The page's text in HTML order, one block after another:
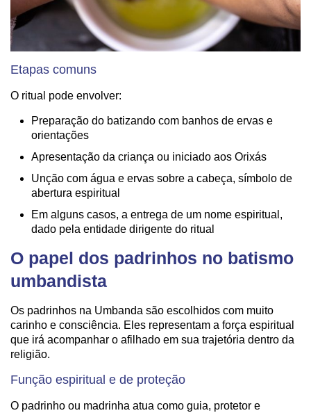
Etapas comuns
O ritual pode envolver:
Preparação do batizando com banhos de ervas e
orientações
Apresentação da criança ou iniciado aos Orixás
Unção com água e ervas sobre a cabeça, símbolo de
abertura espiritual
Em alguns casos, a entrega de um nome espiritual,
dado pela entidade dirigente do ritual
O papel dos padrinhos no batismo
umbandista
Os padrinhos na Umbanda são escolhidos com muito
carinho e consciência. Eles representam a força espiritual
que irá acompanhar o afilhado em sua trajetória dentro da
religião.
Função espiritual e de proteção
O padrinho ou madrinha atua como guia, protetor e